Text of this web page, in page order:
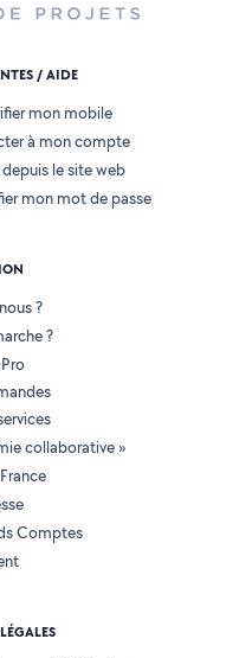
/ AIDE
mon mobile
à mon compte
le site web
mon mot de passe
?
?
collaborative »
Comptes